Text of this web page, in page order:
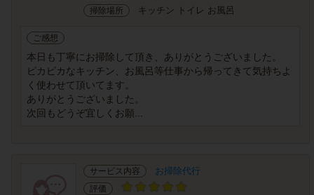
掃除場所 キッチン トイレ お風呂
ご感想
本日も丁寧にお掃除して頂き、ありがとうございました。
ピカピカなキッチン、お風呂等仕事から帰ってきて気持ちよ
く使わせて頂いてます。
ありがとうございました。
次回もどうぞ宜しくお願...
サービス内容 お掃除代行
評価